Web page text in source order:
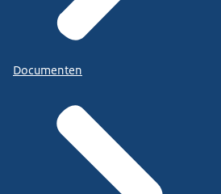
Documenten